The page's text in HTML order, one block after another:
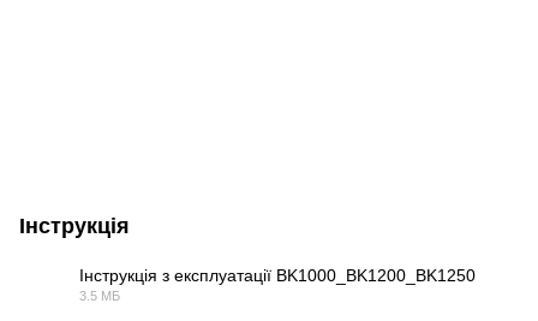
Інструкція
Інструкція з експлуатації BK1000_BK1200_BK1250
3.5 МБ